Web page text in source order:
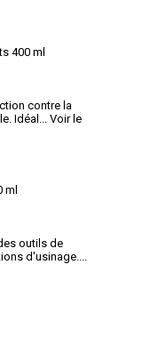
400 ml
contre la
Idéal...
Voir le
ml
outils de
d'usinage....